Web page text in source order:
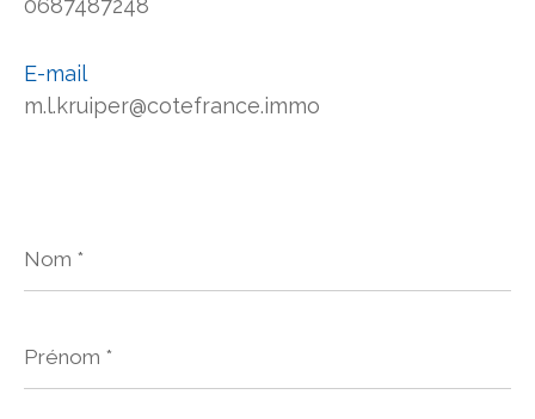
0687487248
E-mail
m.l.kruiper@cotefrance.immo
*
*